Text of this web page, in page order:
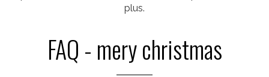
plus.
FAQ - mery christmas